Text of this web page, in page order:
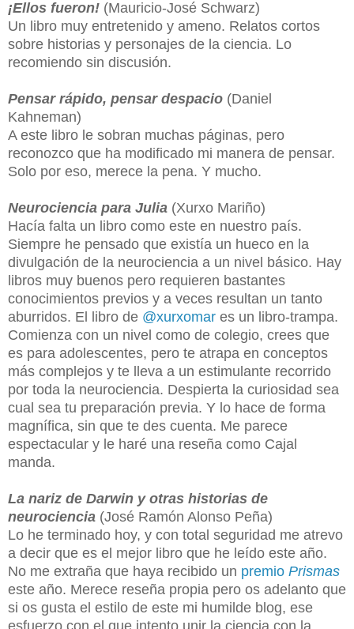
¡Ellos fueron! (Mauricio-José Schwarz)
Un libro muy entretenido y ameno. Relatos cortos
sobre historias y personajes de la ciencia. Lo
recomiendo sin discusión.
Pensar rápido, pensar despacio (Daniel
Kahneman)
A este libro le sobran muchas páginas, pero
reconozco que ha modificado mi manera de pensar.
Solo por eso, merece la pena. Y mucho.
Neurociencia para Julia (Xurxo Mariño)
Hacía falta un libro como este en nuestro país.
Siempre he pensado que existía un hueco en la
divulgación de la neurociencia a un nivel básico. Hay
libros muy buenos pero requieren bastantes
conocimientos previos y a veces resultan un tanto
aburridos. El libro de @xurxomar es un libro-trampa.
Comienza con un nivel como de colegio, crees que
es para adolescentes, pero te atrapa en conceptos
más complejos y te lleva a un estimulante recorrido
por toda la neurociencia. Despierta la curiosidad sea
cual sea tu preparación previa. Y lo hace de forma
magnífica, sin que te des cuenta. Me parece
espectacular y le haré una reseña como Cajal
manda.
La nariz de Darwin y otras historias de
neurociencia (José Ramón Alonso Peña)
Lo he terminado hoy, y con total seguridad me atrevo
a decir que es el mejor libro que he leído este año.
No me extraña que haya recibido un premio Prismas
este año. Merece reseña propia pero os adelanto que
si os gusta el estilo de este mi humilde blog, ese
esfuerzo con el que intento unir la ciencia con la